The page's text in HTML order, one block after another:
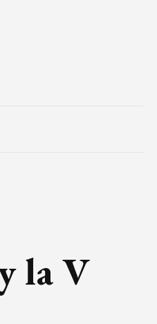
la V